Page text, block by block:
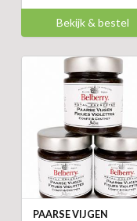
Bekijk & bestel
PAARSE VIJGEN